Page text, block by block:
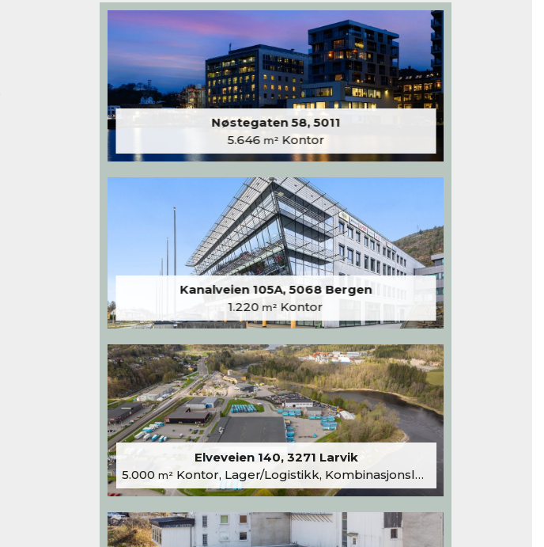
Nøstegaten 58, 5011
5.646 m² Kontor
Kanalveien 105A, 5068 Bergen
1.220 m² Kontor
Elveveien 140, 3271 Larvik
5.000 m²Kontor, Lager/Logistikk, Kombinasjonslokaler